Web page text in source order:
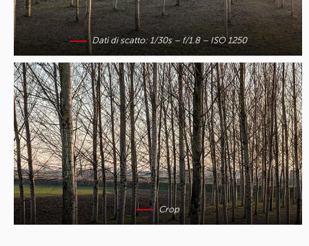
Dati di scatto: 1/30s – f/1.8 – ISO 1250
Crop